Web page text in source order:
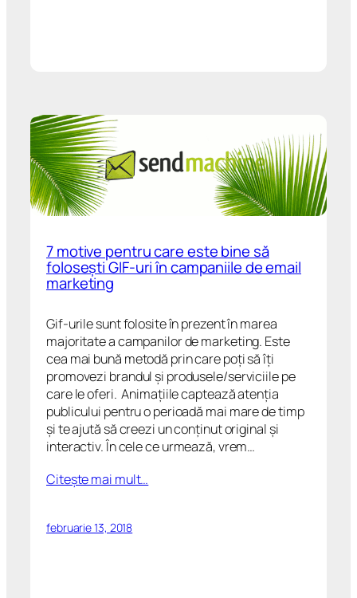
7 motive pentru care este bine să
folosești GIF-uri în campaniile de email
marketing
Gif-urile sunt folosite în prezent în marea
majoritate a campanilor de marketing. Este
cea mai bună metodă prin care poţi să îţi
promovezi brandul şi produsele/serviciile pe
care le oferi. Animaţiile captează atenţia
publicului pentru o perioadă mai mare de timp
şi te ajută să creezi un conţinut original şi
interactiv. În cele ce urmează, vrem…
Citeşte mai mult…
februarie 13, 2018